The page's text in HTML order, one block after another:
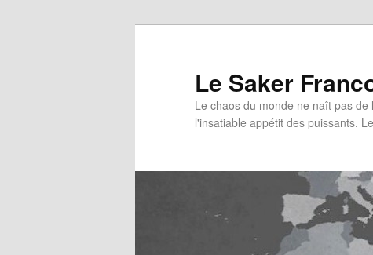
Le Saker
Le chaos du monde ne naît pas
l'insatiable appétit des puissants.